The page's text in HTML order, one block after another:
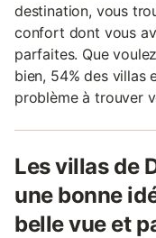
destination, vous
confort dont vous
parfaites. Que
bien, 54% des villas
problème à trouver
Les villas de
une bonne
belle vue et